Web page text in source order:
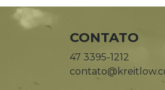
CONTATO
47 3395-1212